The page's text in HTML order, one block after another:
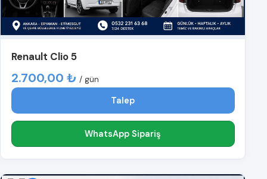
Renault Clio 5
2.700,00 ₺ / gün
Talep
WhatsApp Sipariş